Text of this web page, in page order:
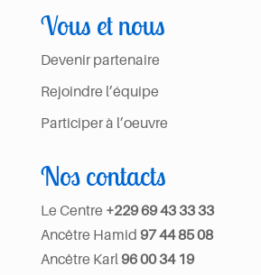
Vous et nous
Devenir partenaire
Rejoindre l’équipe
Participer à l’oeuvre
Nos contacts
Le Centre +229 69 43 33 33
Ancêtre Hamid 97 44 85 08
Ancêtre Karl 96 00 34 19